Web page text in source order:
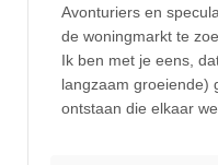
Avonturiers en
de woningmarkt te
Ik ben met je eens,
langzaam groeiende)
ontstaan die elkaar